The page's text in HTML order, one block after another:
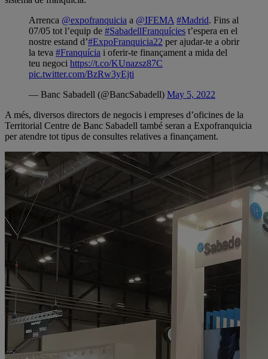
Arrenca @expofranquicia a @IFEMA #Madrid. Fins al
07/05 tot l’equip de #SabadellFranquícies t’espera en el
nostre estand d’#ExpoFranquicia22 per ajudar-te a obrir
la teva #Franquícia i oferir-te finançament a mida del
teu negoci https://t.co/KUnazsz87C
pic.twitter.com/BzRw3yEjti
— Banc Sabadell (@BancSabadell) May 5, 2022
A més, diversos directors de negocis i empreses d’oficines de la
Territorial Centre de Banc Sabadell també seran a Expofranquicia
per atendre tot tipus de consultes relatives a finançament.